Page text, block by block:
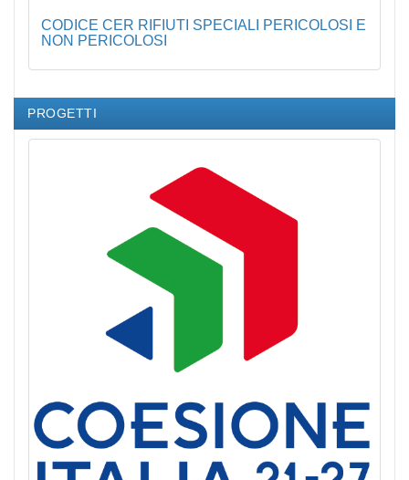
CODICE CER RIFIUTI SPECIALI PERICOLOSI E
NON PERICOLOSI
PROGETTI